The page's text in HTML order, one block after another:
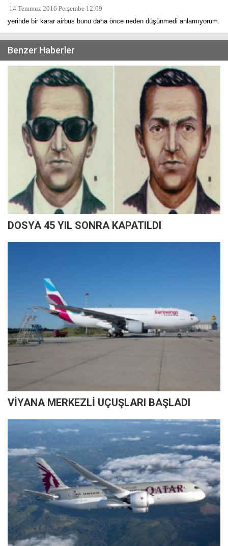
14 Temmuz 2016 Perşembe 12:09
yerinde bir karar airbus bunu daha önce neden düşünmedi anlamıyorum.
Benzer Haberler
DOSYA 45 YIL SONRA KAPATILDI
VİYANA MERKEZLİ UÇUŞLARI BAŞLADI